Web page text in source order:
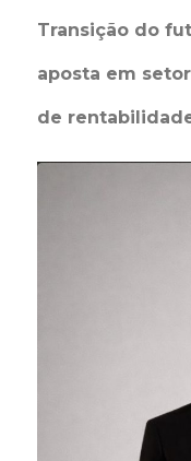
Transição do
aposta em
de